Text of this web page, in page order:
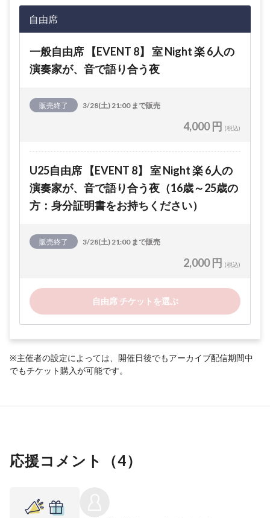
自由席
一般自由席 【EVENT 8】 室 Night 楽 6人の
演奏家が、音で語り合う夜
販売終了 3/28(土) 21:00 まで販売
4,000 円 (税込)
U25自由席 【EVENT 8】 室 Night 楽 6人の
演奏家が、音で語り合う夜（16歳～25歳の
方：身分証明書をお持ちください）
販売終了 3/28(土) 21:00 まで販売
2,000 円 (税込)
自由席 チケットを選ぶ
※主催者の設定によっては、開催日後でもアーカイブ配信期間中
でもチケット購入が可能です。
応援コメント（4）